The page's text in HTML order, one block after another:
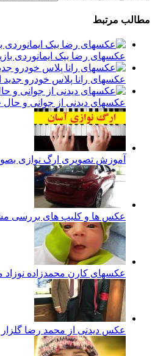
مطالب مرتبط
عکسهای رضا بیک ایمانوردی
عکسهای رانا پلاس خودرو جدید
عکسهای دیدنی از جوانی و
آموزش تصویری ارگ نوازی
عکس ها و کلیپ های بررسی
عکسهای کارن محمدزاده نوزاد متولد شده 3 روزه با
عکس دیدنی از محمد رضا